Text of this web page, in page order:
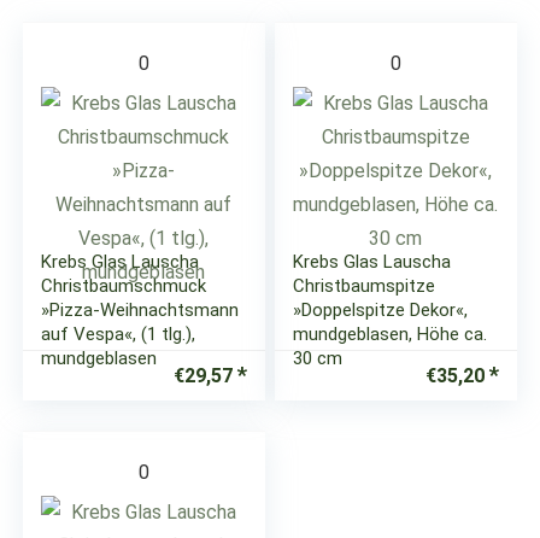
0
Krebs Glas Lauscha
Christbaumschmuck
»Pizza-Weihnachtsmann
auf Vespa«, (1 tlg.),
mundgeblasen
€29,57
0
Krebs Glas Lauscha
Christbaumspitze
»Doppelspitze Dekor«,
mundgeblasen, Höhe ca.
30 cm
€35,20
0